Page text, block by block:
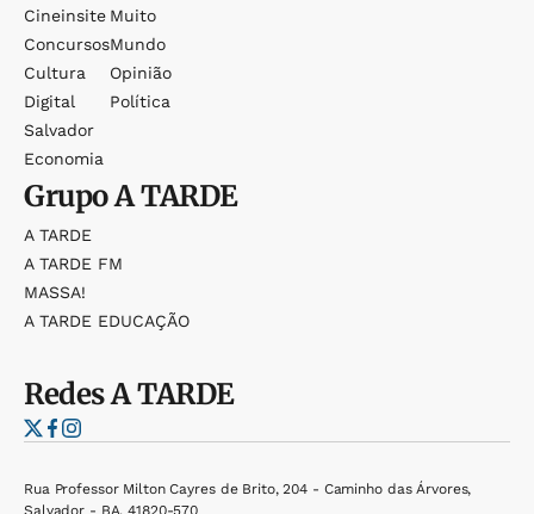
Cineinsite
Concursos
Cultura
Digital
Salvador
Economia
Muito
Mundo
Opinião
Política
GrupoA TARDE
A TARDE
A TARDE FM
MASSA!
A TARDE EDUCAÇÃO
RedesA TARDE
Rua Professor Milton Cayres de Brito, 204 - Caminho das Árvores,
Salvador - BA, 41820-570